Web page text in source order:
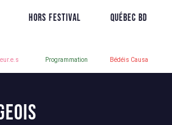
Hors Festival Québec BD
Programmation Bédéis Causa